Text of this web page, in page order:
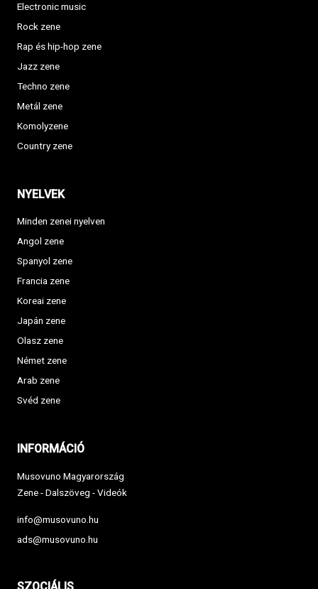
Electronic music
Rock zene
Rap és hip-hop zene
Jazz zene
Techno zene
Metál zene
Komolyzene
Country zene
NYELVEK
Minden zenei nyelven
Angol zene
Spanyol zene
Francia zene
Koreai zene
Japán zene
Olasz zene
Német zene
Arab zene
Svéd zene
INFORMÁCIÓ
Musovuno Magyarország
Zene - Dalszöveg - Videók
info@musovuno.hu
ads@musovuno.hu